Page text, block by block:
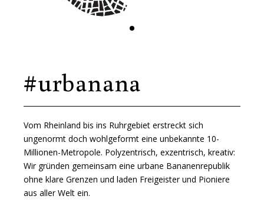
#urbanana
Vom Rheinland bis ins Ruhrgebiet erstreckt sich
ungenormt doch wohlgeformt eine unbekannte 10-
Millionen-Metropole. Polyzentrisch, exzentrisch, kreativ:
Wir gründen gemeinsam eine urbane Bananenrepublik
ohne klare Grenzen und laden Freigeister und Pioniere
aus aller Welt ein.